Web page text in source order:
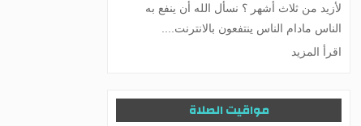
لأزيد من ثلاث أشهر ؟ نسأل الله أن ينفع به
الناس مادام الناس ينتفعون بالانترنت....
اقرأ المزيد
مواقيت الصلاة